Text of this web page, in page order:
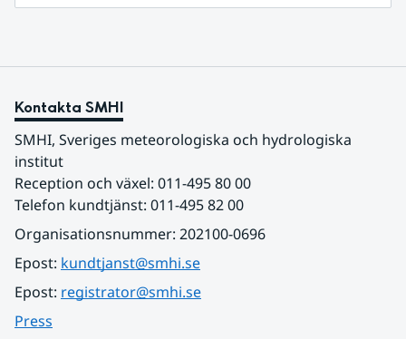
Kontakta SMHI
SMHI, Sveriges meteorologiska och hydrologiska
institut
Reception och växel: 011-495 80 00
Telefon kundtjänst: 011-495 82 00
Organisationsnummer: 202100-0696
Epost: kundtjanst@smhi.se
Epost: registrator@smhi.se
Press